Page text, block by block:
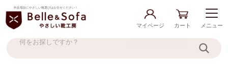
外反母趾にやさしい靴選びはお任せください！
マイページ カート メニュー